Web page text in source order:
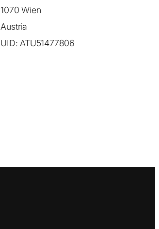
1070 Wien
Austria
UID: ATU51477806